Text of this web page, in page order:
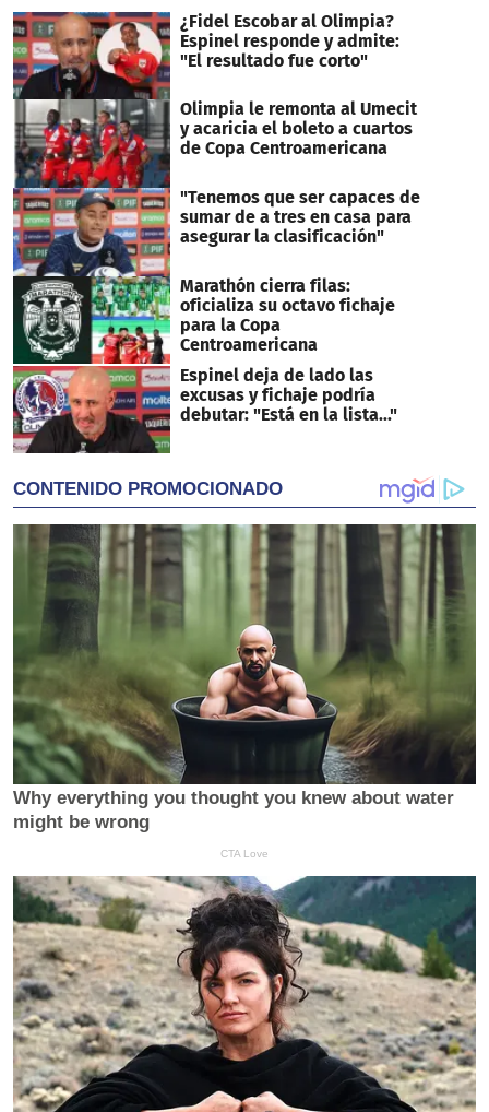
¿Fidel Escobar al Olimpia?
Espinel responde y admite:
"El resultado fue corto"
Olimpia le remonta al Umecit
y acaricia el boleto a cuartos
de Copa Centroamericana
"Tenemos que ser capaces de
sumar de a tres en casa para
asegurar la clasificación"
Marathón cierra filas:
oficializa su octavo fichaje
para la Copa
Centroamericana
Espinel deja de lado las
excusas y fichaje podría
debutar: "Está en la lista..."